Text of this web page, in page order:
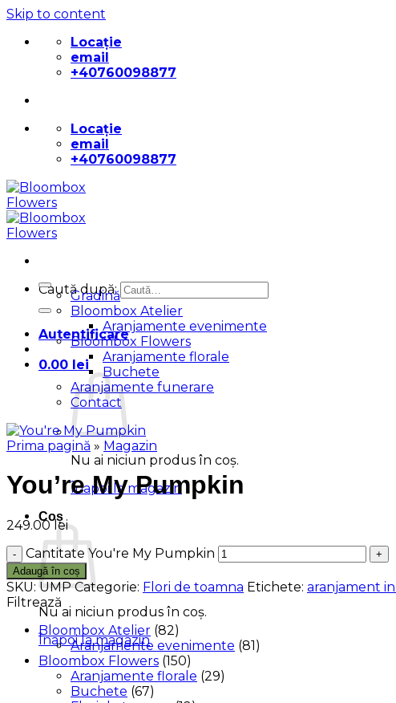
Skip to content
Locație
email
+40760098877
Locație
email
+40760098877
Caută după:
Autentificare
0.00 lei
Nu ai niciun produs în coș.
Înapoi la magazin
Coș
Nu ai niciun produs în coș.
Înapoi la magazin
Gradină
Bloombox Atelier
Aranjamente evenimente
Bloombox Flowers
Aranjamente florale
Buchete
Aranjamente funerare
Contact
Prima pagină » Magazin
You’re My Pumpkin
249.00lei
Cantitate You're My Pumpkin
Adaugă în coș
SKU:UMP Categorie: Flori de toamna Etichete: aranjament
Filtrează
Bloombox Atelier (82)
Aranjamente evenimente (81)
Bloombox Flowers (150)
Aranjamente florale (29)
Buchete (67)